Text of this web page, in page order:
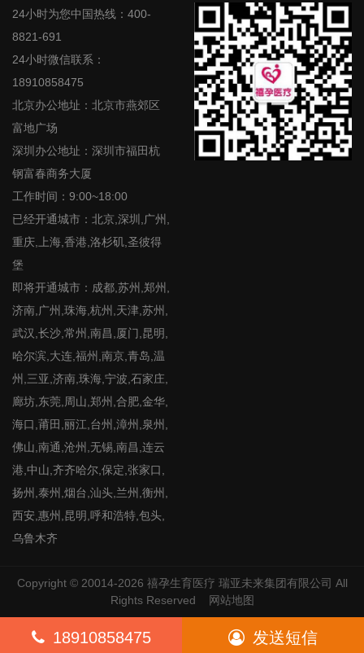
24小时为您中国热线：400-
8821-691
24小时微信联系：
18910858475
北京办公地址：北京市燕郊区
富地广场
深圳办公地址：深圳市福田杭
钢富春商务大厦
工作时间：9:00~18:00
已经开通城市：北京,深圳,广州,
重庆,上海,香港,洛杉矶,圣彼得
堡
即将开通城市：成都,苏州,郑州,
济南,广州,珠海,杭州,天津,苏州,
武汉,长沙,常州,南昌,厦门,昆明,
哈尔滨,大连,福州,南京,青岛,温
州,三亚,济南,珠海,宁波,石家庄,
廊坊,东莞,周山,郑州,合肥,金华,
海口,莆田,丽江,台州,漳州,泉州,
佛山,南通,沧州,无锡,南昌,连云
港,中山,齐齐哈尔,保定,张家口,
扬州,泰州,烟台,汕头,兰州,衡州,
西安,惠州,昆明,呼和浩特,包头,
乌鲁木齐
Copyright © 20014-2026 禧孕生育医疗 瑞亚未来集团有限公司 All
Rights Reserved
网站地图
18910858475 发送短信